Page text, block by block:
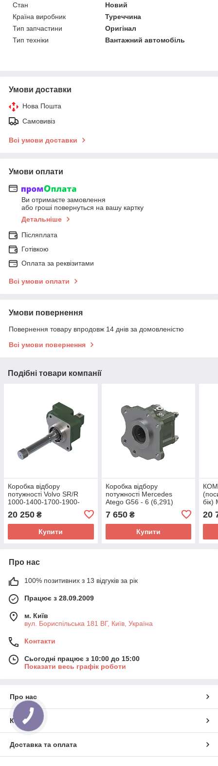
Стан
Новий
Країна виробник
Туреччина
Тип запчастини
Оригінал
Тип техніки
Вантажний автомобіль
Умови доставки
Нова Пошта
Самовивіз
Всі умови доставки
Умови оплати
Ви отримаєте замовлення
або гроші повернуться на вашу картку
Детальніше
Післяплата
Готівкою
Оплата за реквізитами
Всі умови оплати
Умови повернення
Повернення товару впродовж 14 днів за домовленістю
Всі умови повернення
Подібні товари компанії
Коробка відбору
потужності Volvo SR/R
1000-1400-1700-1900-
2000-2400... посилена, зі
зміщенням у бік
20 250 ₴
Купити
Коробка відбору
потужності Mercedes
Atego G56 - 6 (6,291)
7 650₴
Купити
КОМ
бік)
20
Про нас
100% позитивних з 13 відгуків за рік
Працює з 28.09.2009
м. Київ
вул. Бориспільська 181 ВГ, Київ, Україна
Контакти
Сьогодні працює з 10:00 до 15:00
Показати весь графік роботи
Про нас
Контакти
Доставка та оплата